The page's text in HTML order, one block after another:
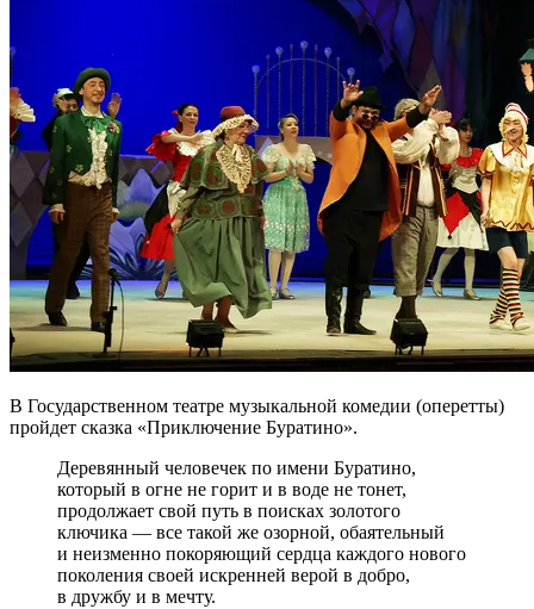
В Государственном театре музыкальной комедии (оперетты)
пройдет сказка «Приключение Буратино».
Деревянный человечек по имени Буратино,
который в огне не горит и в воде не тонет,
продолжает свой путь в поисках золотого
ключика — все такой же озорной, обаятельный
и неизменно покоряющий сердца каждого нового
поколения своей искренней верой в добро,
в дружбу и в мечту.